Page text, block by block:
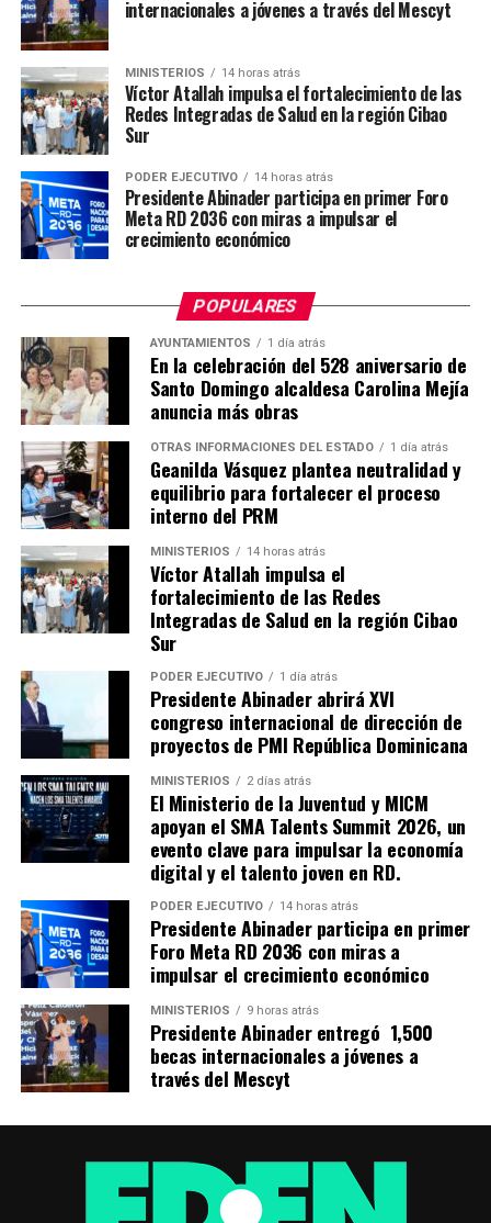
internacionales a jóvenes a través del Mescyt
MINISTERIOS 14 horas atrás
Víctor Atallah impulsa el fortalecimiento de las
Redes Integradas de Salud en la región Cibao
Sur
PODER EJECUTIVO 14 horas atrás
Presidente Abinader participa en primer Foro
Meta RD 2036 con miras a impulsar el
crecimiento económico
POPULARES
AYUNTAMIENTOS 1 día atrás
En la celebración del 528 aniversario de
Santo Domingo alcaldesa Carolina Mejía
anuncia más obras
OTRAS INFORMACIONES DEL ESTADO 1 día atrás
Geanilda Vásquez plantea neutralidad y
equilibrio para fortalecer el proceso
interno del PRM
MINISTERIOS 14 horas atrás
Víctor Atallah impulsa el
fortalecimiento de las Redes
Integradas de Salud en la región Cibao
Sur
PODER EJECUTIVO 1 día atrás
Presidente Abinader abrirá XVI
congreso internacional de dirección de
proyectos de PMI República Dominicana
MINISTERIOS 2 días atrás
El Ministerio de la Juventud y MICM
apoyan el SMA Talents Summit 2026, un
evento clave para impulsar la economía
digital y el talento joven en RD.
PODER EJECUTIVO 14 horas atrás
Presidente Abinader participa en primer
Foro Meta RD 2036 con miras a
impulsar el crecimiento económico
MINISTERIOS 9 horas atrás
Presidente Abinader entregó 1,500
becas internacionales a jóvenes a
través del Mescyt